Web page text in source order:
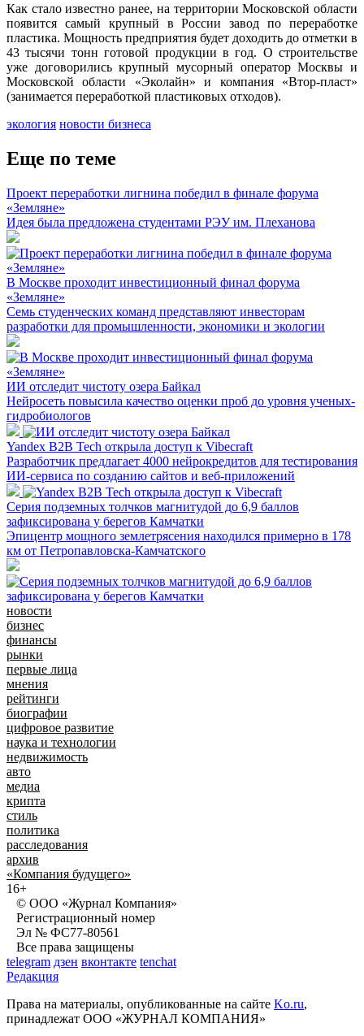
Как стало известно ранее, на территории Московской области
появится самый крупный в России завод по переработке
пластика. Мощность предприятия будет доходить до отметки в
43 тысячи тонн готовой продукции в год. О строительстве
уже договорились крупный мусорный оператор Москвы и
Московской области «Эколайн» и компания «Втор-пласт»
(занимается переработкой пластиковых отходов).
экология новости бизнеса
Еще по теме
Проект переработки лигнина победил в финале форума
«Земляне»
Идея была предложена студентами РЭУ им. Плеханова
В Москве проходит инвестиционный финал форума
«Земляне»
Семь студенческих команд представляют инвесторам
разработки для промышленности, экономики и экологии
ИИ отследит чистоту озера Байкал
Нейросеть повысила качество оценки проб до уровня ученых-
гидробиологов
Yandex B2B Tech открыла доступ к Vibecraft
Разработчик предлагает 4000 нейрокредитов для тестирования
ИИ-сервиса по созданию сайтов и веб-приложений
Серия подземных толчков магнитудой до 6,9 баллов
зафиксирована у берегов Камчатки
Эпицентр мощного землетрясения находился примерно в 178
км от Петропавловска-Камчатского
новости
бизнес
финансы
рынки
первые лица
мнения
рейтинги
биографии
цифровое развитие
наука и технологии
недвижимость
авто
медиа
крипта
стиль
политика
расследования
архив
«Компания будущего»
16+
© ООО «Журнал Компания»
Регистрационный номер
Эл № ФС77-80561
Все права защищены
telegram дзен вконтакте tenchat
Редакция
Права на материалы, опубликованные на сайте Ko.ru,
принадлежат ООО «ЖУРНАЛ КОМПАНИЯ»